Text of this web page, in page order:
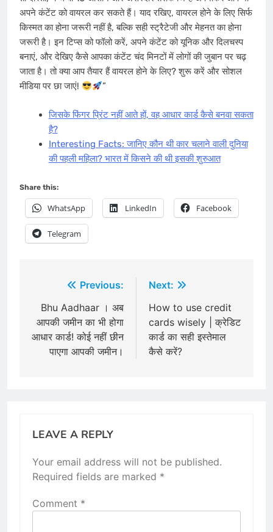
अपने कंटेंट को वायरल कर सकते हैं। याद रखिए, वायरल होने के लिए सिर्फ
किस्मत का होना जरूरी नहीं है, बल्कि सही स्ट्रैटेजी और मेहनत का होना
जरूरी है। इन टिप्स को फॉलो करें, अपने कंटेंट को यूनिक और दिलचस्प
बनाएं, और देखिए कैसे आपका कंटेंट चंद मिनटों में लोगों की जुबान पर चढ़
जाता है। तो क्या आप तैयार हैं वायरल होने के लिए? शुरू करें और सोशल
मीडिया पर छा जाएं!
”
जिसके फिंगर प्रिंट नहीं आते हों, वह आधार कार्ड कैसे बनवा सकता
है?
Interesting Facts: जानिए कौन थी कार चलाने वाली दुनिया
की पहली महिला? भारत में किसने की थी इसकी शुरुआत
Share this:
WhatsApp LinkedIn Facebook
Telegram
navigation
Previous:
Bhu Aadhaar । अब
आपकी जमीन का भी होगा
आधार कार्ड! कोई नहीं छीन
पाएगा आपकी जमीन।
Next:
How to use credit
cards wisely | क्रेडिट
कार्ड का सही इस्तेमाल
कैसे करें?
LEAVE A REPLY
Your email address will not be published.
Required fields are marked *
Comment *